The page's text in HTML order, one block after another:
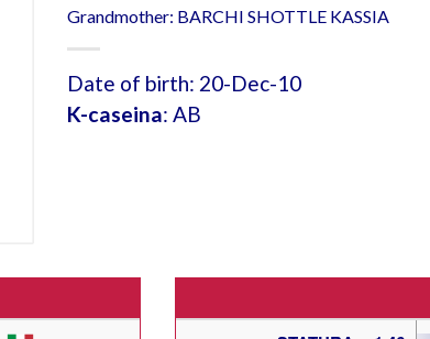
Grandmother: BARCHI SHOTTLE KASSIA
Date of birth: 20-Dec-10
K-caseina: AB